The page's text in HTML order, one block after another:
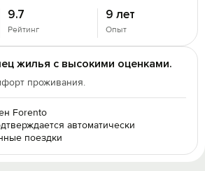
9.7
Рейтинг
9 лет
Опыт
жилья с высокими оценками.
проживания.
Forento
автоматически
поездки